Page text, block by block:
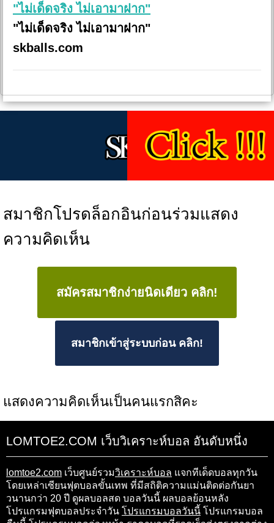
"ไม่เด็ดจริง ไม่เอามาฝาก"
"ไม่เด็ดจริง ไม่เอามาฝาก"
skballs.com
สมาชิกโปรดล็อกอินก่อนร่วมแสดง
ความคิดเห็น
สมัครสมาชิกง่ายนิดเดียว คลิก!
สมาชิกเข้าสู่ระบบก่อน คลิก!
แสดงความคิดเห็นเป็นคนแรกสิคะ
LOMTOE2.COM เว็บวิเคราะห์บอล อันดับหนึ่ง
lomtoe2.com เว็บศูนย์รวมวิเคราะห์บอล แจกทีเด็ดบอลทุกวัน
โดยเหล่าเซียนฟุตบอลขั้นเทพ ที่มีสถิติความแม่นติดต่อกันยา
วนานกว่า 20 ปี ดูผลบอลสด บอลวันนี้ ผลบอลย้อนหลัง
โปรแกรมฟุตบอลประจำวัน โปรแกรมบอลวันนี้ โปรแกรมบอล